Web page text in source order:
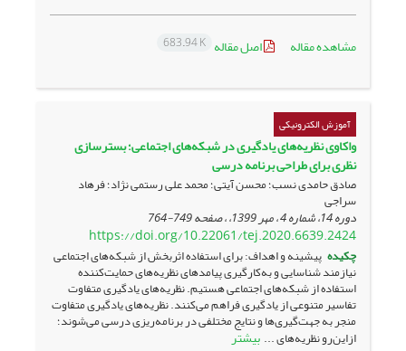
مشاهده مقاله اصل مقاله 683.94 K
آموزش الکترونیکی
واکاوی نظریه‌های یادگیری در شبکه‌های اجتماعی؛ بسترسازی
نظری برای طراحی برنامه درسی
صادق حامدی نسب؛ محسن آیتی؛ محمد علی رستمی نژاد؛ فرهاد
سراجی
دوره 14، شماره 4 ، مهر 1399، ، صفحه 749-764
https://doi.org/10.22061/tej.2020.6639.2424
چکیده پیشینه و اهداف: برای استفاده اثربخش از شبکه‌های اجتماعی
نیازمند شناسایی و به‌کارگیری پیامدهای نظریه‌های حمایت‌کننده
استفاده از شبکه‌های اجتماعی هستیم. نظریه‌های یادگیری متفاوت
تفاسیر متنوعی از یادگیری فراهم می‌کنند. نظریه‌های یادگیری متفاوت
منجر به جهت‌گیری‌ها و نتایج مختلفی در برنامه‌ریزی درسی می‌شوند؛
ازاین‌رو نظریه‌های ... بیشتر